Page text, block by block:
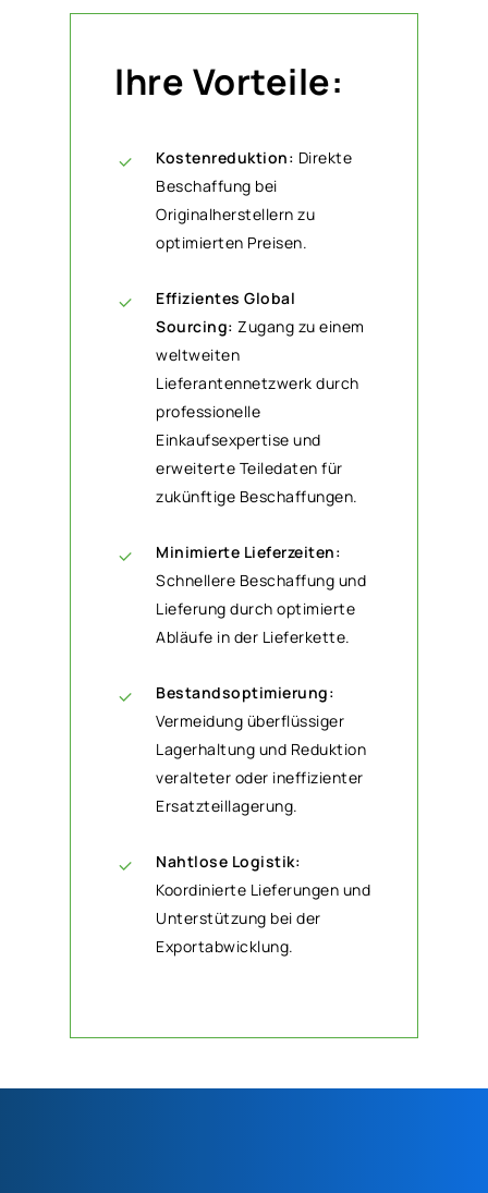
Ihre Vorteile:
Kostenreduktion: Direkte
Beschaffung bei
Originalherstellern zu
optimierten Preisen.
Effizientes Global
Sourcing: Zugang zu einem
weltweiten
Lieferantennetzwerk durch
professionelle
Einkaufsexpertise und
erweiterte Teiledaten für
zukünftige Beschaffungen.
Minimierte Lieferzeiten:
Schnellere Beschaffung und
Lieferung durch optimierte
Abläufe in der Lieferkette.
Bestandsoptimierung:
Vermeidung überflüssiger
Lagerhaltung und Reduktion
veralteter oder ineffizienter
Ersatzteillagerung.
Nahtlose Logistik:
Koordinierte Lieferungen und
Unterstützung bei der
Exportabwicklung.